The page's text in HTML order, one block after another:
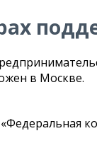
в Москве.